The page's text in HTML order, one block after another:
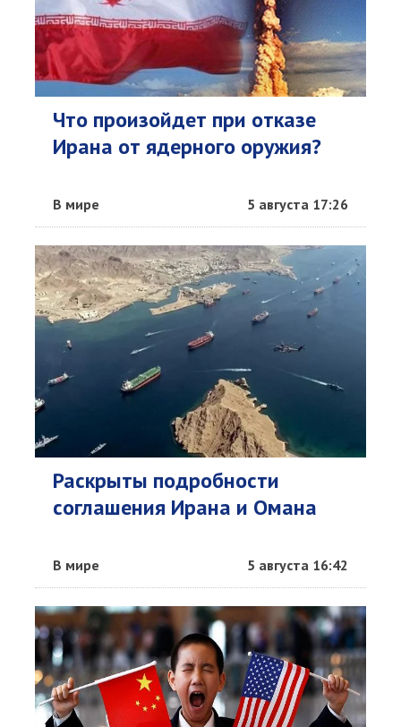
Что произойдет при отказе
Ирана от ядерного оружия?
В мире 5 августа 17:26
Раскрыты подробности
соглашения Ирана и Омана
В мире 5 августа 16:42